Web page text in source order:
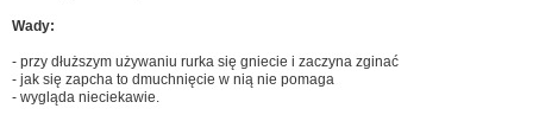
Wady:
- przy dłuższym używaniu rurka się gniecie i zaczyna zginać
- jak się zapcha to dmuchnięcie w nią nie pomaga
- wygląda nieciekawie.